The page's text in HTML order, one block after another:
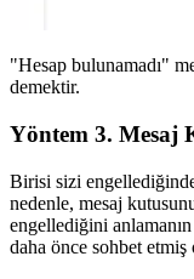
"Hesap bulunamadı"
demektir.
Yöntem 3. Mesaj
Birisi sizi
nedenle, mesaj
engellediğini
daha önce sohbet etmiş